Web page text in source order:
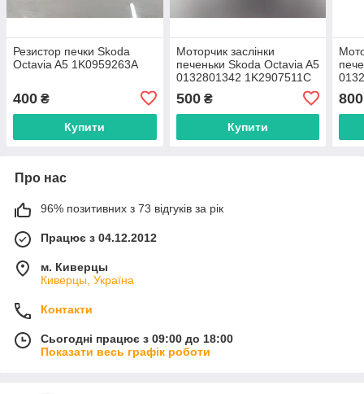
Резистор печки Skoda
Octavia A5 1K0959263A
400 ₴
Купити
Моторчик заслінки
печеньки Skoda Octavia A5
0132801342 1K2907511С
500₴
Купити
800
Про нас
96% позитивних з 73 відгуків за рік
Працює з 04.12.2012
м. Киверцы
Киверцы, Україна
Контакти
Сьогодні працює з 09:00 до 18:00
Показати весь графік роботи